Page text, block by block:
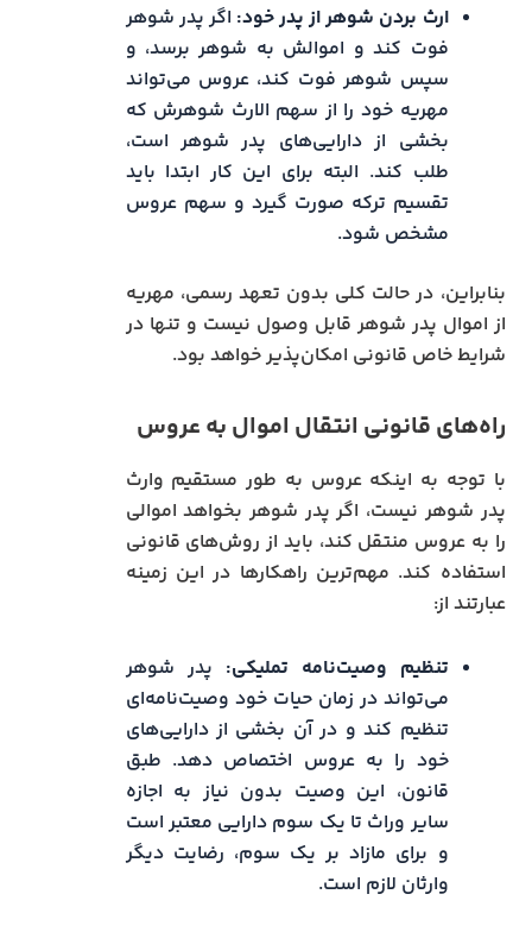
ارث بردن شوهر از پدر خود: اگر پدر شوهر
فوت کند و اموالش به شوهر برسد، و
سپس شوهر فوت کند، عروس می‌تواند
مهریه خود را از سهم الارث شوهرش که
بخشی از دارایی‌های پدر شوهر است،
طلب کند. البته برای این کار ابتدا باید
تقسیم ترکه صورت گیرد و سهم عروس
مشخص شود.
بنابراین، در حالت کلی بدون تعهد رسمی، مهریه
از اموال پدر شوهر قابل وصول نیست و تنها در
شرایط خاص قانونی امکان‌پذیر خواهد بود.
راه‌های قانونی انتقال اموال به عروس
با توجه به اینکه عروس به طور مستقیم وارث
پدر شوهر نیست، اگر پدر شوهر بخواهد اموالی
را به عروس منتقل کند، باید از روش‌های قانونی
استفاده کند. مهم‌ترین راهکارها در این زمینه
عبارتند از:
تنظیم وصیت‌نامه تملیکی: پدر شوهر
می‌تواند در زمان حیات خود وصیت‌نامه‌ای
تنظیم کند و در آن بخشی از دارایی‌های
خود را به عروس اختصاص دهد. طبق
قانون، این وصیت بدون نیاز به اجازه
سایر وراث تا یک سوم دارایی معتبر است
و برای مازاد بر یک سوم، رضایت دیگر
وارثان لازم است.